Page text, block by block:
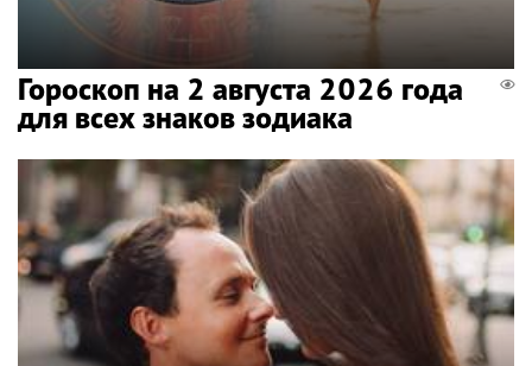
Гороскоп на 2 августа 2026 года
для всех знаков зодиака